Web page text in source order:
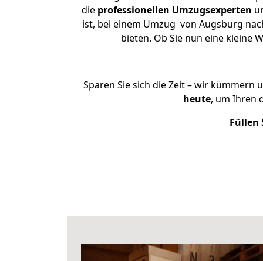
die professionellen Umzugsexperten
ist, bei einem Umzug von Augsburg
bieten. Ob Sie nun eine kleine
Sparen Sie sich die Zeit – wir
heute, um Ihren
Füllen